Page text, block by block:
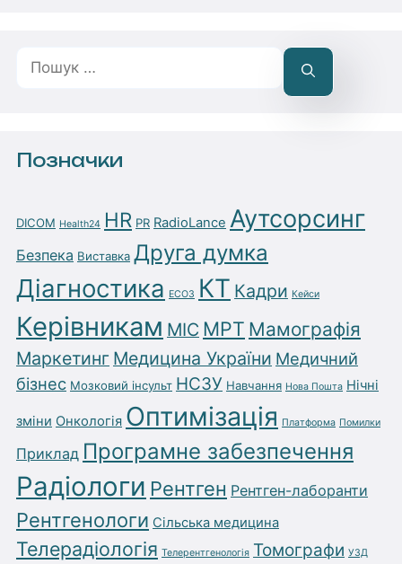
Позначки
DICOM Health24 HR PR RadioLance Аутсорсинг
Безпека Виставка Друга думка
Діагностика ЕСОЗ КТ Кадри Кейси
Керівникам МІС МРТ Мамографія
Маркетинг Медицина України Медичний
бізнес Мозковий інсульт НСЗУ Навчання Нова Пошта Нічні
зміни Онкологія Оптимізація Платформа Помилки
Приклад Програмне забезпечення
Радіологи Рентген Рентген-лаборанти
Рентгенологи Сільська медицина
Телерадіологія Телерентгенологія Томографи УЗД